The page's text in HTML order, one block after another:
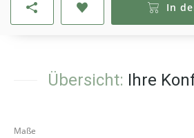
In
Übersicht: Ihre
Maße